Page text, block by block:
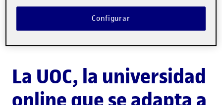
La UOC, la universidad
online que se adapta a
Configurar